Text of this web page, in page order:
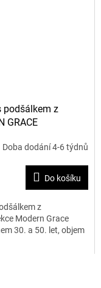
podšálkem z
GRACE
Doba dodání 4-6 týdnů
Do košíku
z
Modern Grace
30. a 50. let, objem